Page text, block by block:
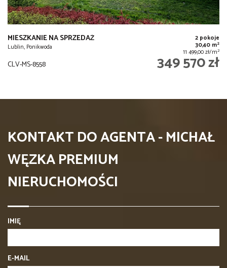
MIESZKANIE NA SPRZEDAŻ
Lublin, Ponikwoda
2 pokoje
30,40 m2
11 499,00 zł/m2
CLV-MS-8558 349 570 zł
KONTAKT DO AGENTA - MICHAŁ
WĘZKA PREMIUM
NIERUCHOMOŚCI
IMIĘ
E-MAIL